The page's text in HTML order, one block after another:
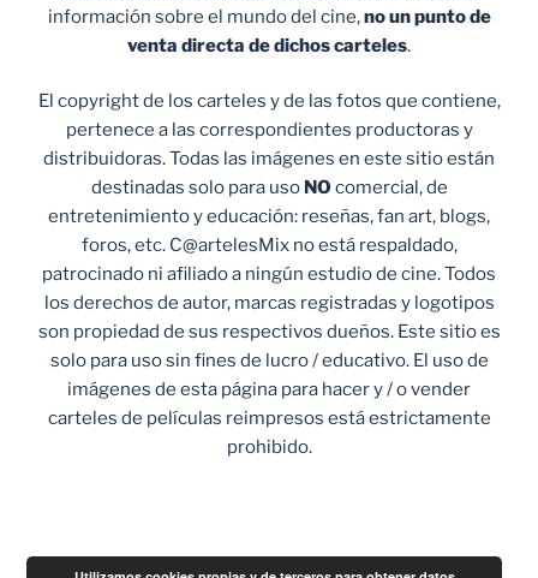
información sobre el mundo del cine,no un punto de
venta directa de dichos carteles.
El copyright de los carteles y de las fotos que contiene,
pertenece a las correspondientes productoras y
distribuidoras. Todas las imágenes en este sitio están
destinadas solo para uso NO comercial, de
entretenimiento y educación: reseñas, fan art, blogs,
foros, etc. C@artelesMix no está respaldado,
patrocinado ni afiliado a ningún estudio de cine. Todos
los derechos de autor, marcas registradas y logotipos
son propiedad de sus respectivos dueños. Este sitio es
solo para uso sin fines de lucro / educativo. El uso de
imágenes de esta página para hacer y / o vender
carteles de películas reimpresos está estrictamente
prohibido.